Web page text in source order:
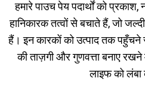
हमारे पाउच पेय पदार्थों को प्रकाश,
हानिकारक तत्वों से बचाते हैं, जो
हैं। इन कारकों को उत्पाद तक
की ताज़गी और गुणवत्ता बनाए
लाइफ को